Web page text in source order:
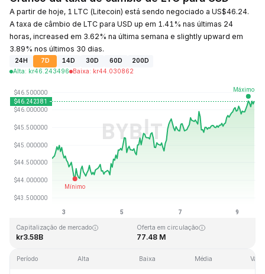
A partir de hoje, 1 LTC (Litecoin) está sendo negociado a US$46.24.
A taxa de câmbio de LTC para USD up em 1.41% nas últimas 24
horas, increased em 3.62% na última semana e slightly upward em
3.89% nos últimos 30 dias.
24H 7D 14D 30D 60D
200D
Alta: kr46.243496 Baixa: kr44.030862
Última atualização: 2026-08-09, 13:43 GMT+0
Máxima histórica
Capitalização de mercado
kr3.58B
Oferta em circulação
77.48 M
Período Alta Baixa Média